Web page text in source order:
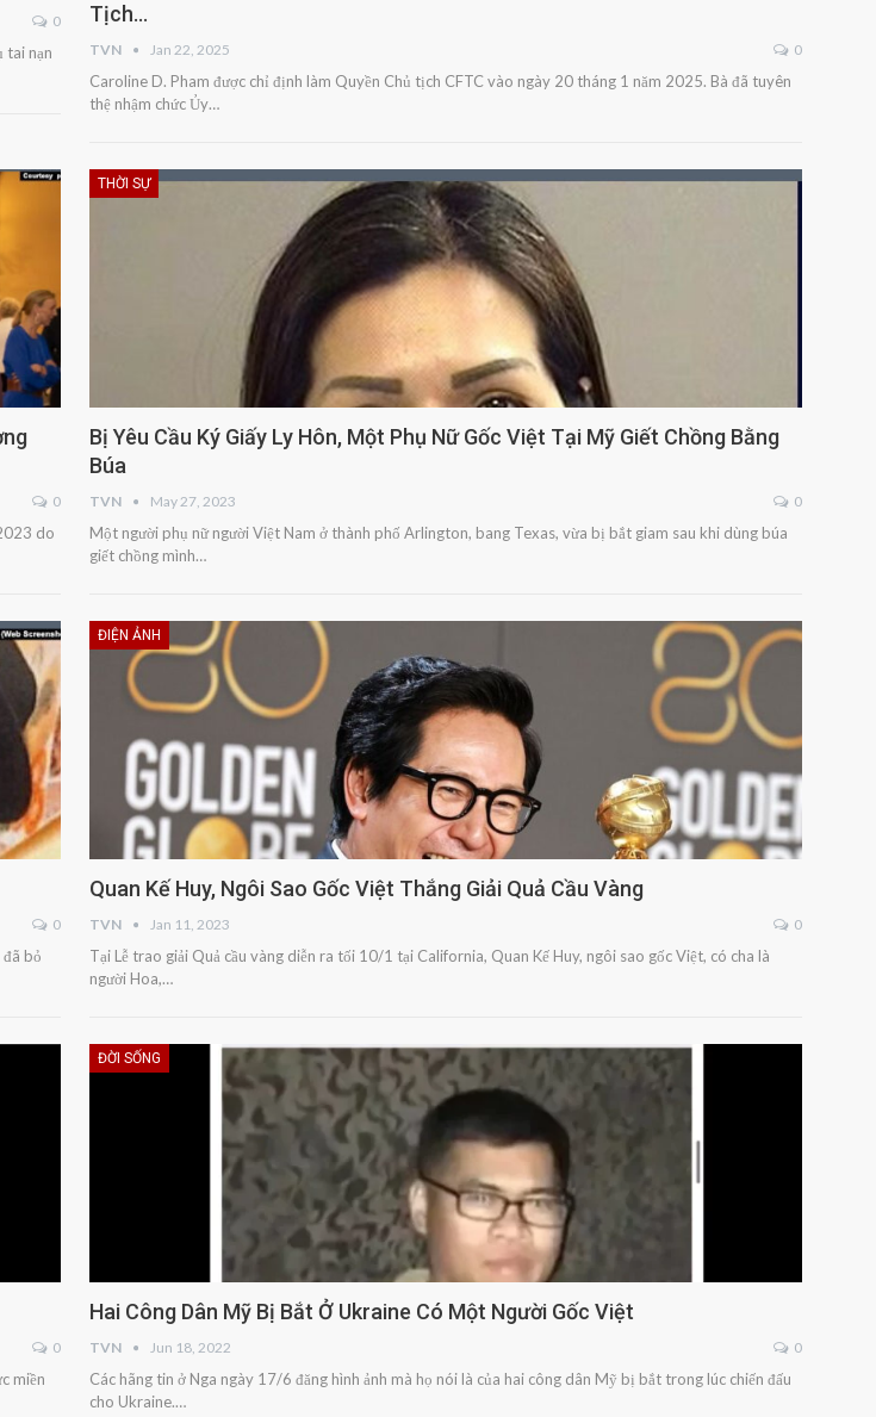
0
tai nạn
Tịch…
TVN Jan 22, 2025 0
Caroline D. Pham được chỉ định làm Quyền Chủ tịch CFTC vào ngày 20 tháng 1 năm 2025. Bà đã tuyên
thệ nhậm chức Ủy…
0
do
THỜI SỰ
Bị Yêu Cầu Ký Giấy Ly Hôn, Một Phụ Nữ Gốc Việt Tại Mỹ Giết Chồng Bằng
Búa
TVN May 27, 2023 0
Một người phụ nữ người Việt Nam ở thành phố Arlington, bang Texas, vừa bị bắt giam sau khi dùng búa
giết chồng mình…
0
bỏ
ĐIỆN ẢNH
Quan Kế Huy, Ngôi Sao Gốc Việt Thắng Giải Quả Cầu Vàng
TVN Jan 11, 2023 0
Tại Lễ trao giải Quả cầu vàng diễn ra tối 10/1 tại California, Quan Kế Huy, ngôi sao gốc Việt, có cha là
người Hoa,…
0
miền
ĐỜI SỐNG
Hai Công Dân Mỹ Bị Bắt Ở Ukraine Có Một Người Gốc Việt
TVN Jun 18, 2022 0
Các hãng tin ở Nga ngày 17/6 đăng hình ảnh mà họ nói là của hai công dân Mỹ bị bắt trong lúc chiến đấu
cho Ukraine.…